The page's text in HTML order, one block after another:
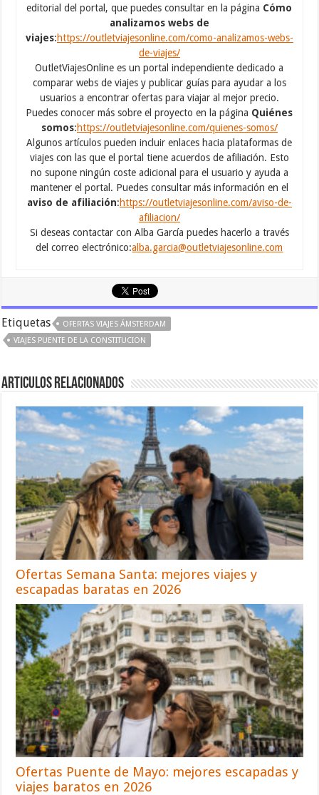
editorial del portal, que puedes consultar en la página Cómo
analizamos webs de
viajes:https://outletviajesonline.com/como-analizamos-webs-
de-viajes/
OutletViajesOnline es un portal independiente dedicado a
comparar webs de viajes y publicar guías para ayudar a los
usuarios a encontrar ofertas para viajar al mejor precio.
Puedes conocer más sobre el proyecto en la página Quiénes
somos:https://outletviajesonline.com/quienes-somos/
Algunos artículos pueden incluir enlaces hacia plataformas de
viajes con las que el portal tiene acuerdos de afiliación. Esto
no supone ningún coste adicional para el usuario y ayuda a
mantener el portal. Puedes consultar más información en el
aviso de afiliación:https://outletviajesonline.com/aviso-de-
afiliacion/
Si deseas contactar con Alba García puedes hacerlo a través
del correo electrónico:alba.garcia@outletviajesonline.com
Etiquetas
OFERTAS VIAJES ÁMSTERDAM
VIAJES PUENTE DE LA CONSTITUCION
Articulos relacionados
Ofertas Semana Santa: mejores viajes y
escapadas baratas en 2026
Ofertas Puente de Mayo: mejores escapadas y
viajes baratos en 2026